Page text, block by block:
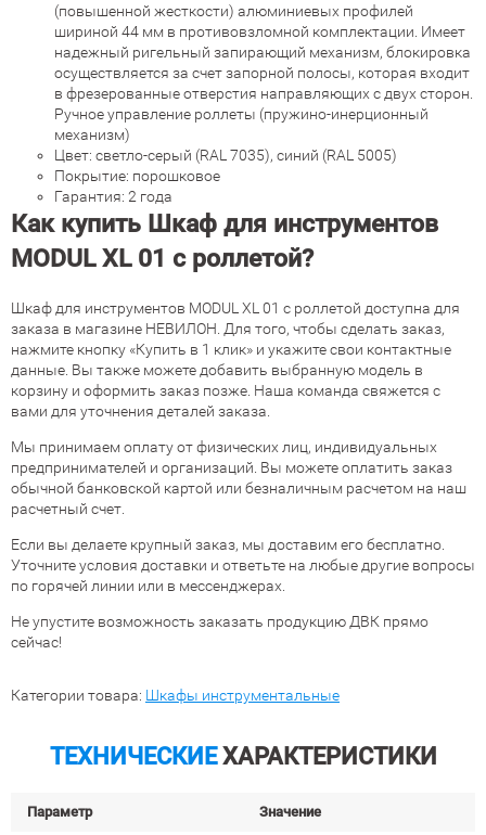
(повышенной жесткости) алюминиевых профилей
шириной 44 мм в противовзломной комплектации. Имеет
надежный ригельный запирающий механизм, блокировка
осуществляется за счет запорной полосы, которая входит
в фрезерованные отверстия направляющих с двух сторон.
Ручное управление роллеты (пружино-инерционный
механизм)
Цвет: светло-серый (RAL 7035), синий (RAL 5005)
Покрытие: порошковое
Гарантия: 2 года
Как купить Шкаф для инструментов
MODUL XL 01 с роллетой?
Шкаф для инструментов MODUL XL 01 с роллетой доступна для
заказа в магазине НЕВИЛОН. Для того, чтобы сделать заказ,
нажмите кнопку «Купить в 1 клик» и укажите свои контактные
данные. Вы также можете добавить выбранную модель в
корзину и оформить заказ позже. Наша команда свяжется с
вами для уточнения деталей заказа.
Мы принимаем оплату от физических лиц, индивидуальных
предпринимателей и организаций. Вы можете оплатить заказ
обычной банковской картой или безналичным расчетом на наш
расчетный счет.
Если вы делаете крупный заказ, мы доставим его бесплатно.
Уточните условия доставки и ответьте на любые другие вопросы
по горячей линии или в мессенджерах.
Не упустите возможность заказать продукцию ДВК прямо
сейчас!
Категории товара: Шкафы инструментальные
ТЕХНИЧЕСКИЕХАРАКТЕРИСТИКИ
Параметр Значение